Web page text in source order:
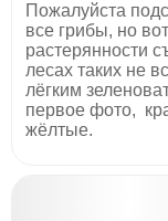
Пожалуйста
все грибы, но
растерянности
лесах таких не
лёгким
первое фото,
жёлтые.